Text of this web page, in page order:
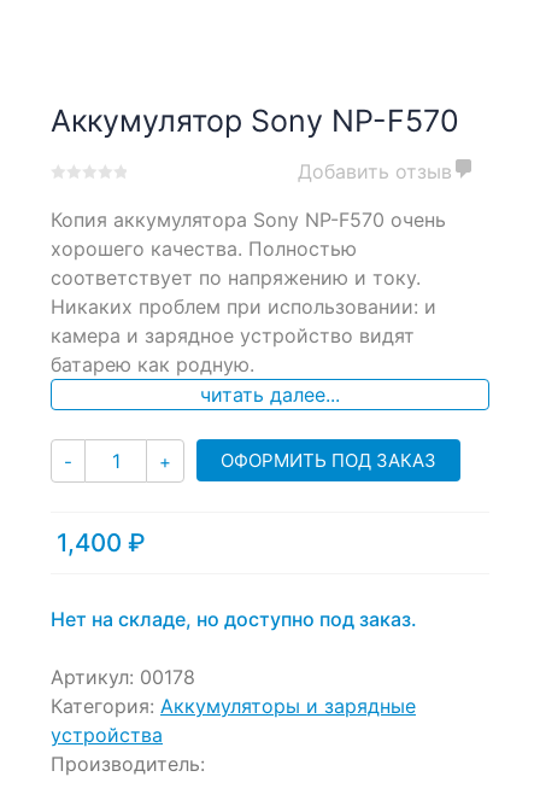
Аккумулятор Sony NP-F570
out
based
on
customer
ratings
Добавить отзыв
Копия аккумулятора Sony NP-F570 очень
хорошего качества. Полностью
соответствует по напряжению и току.
Никаких проблем при использовании: и
камера и зарядное устройство видят
батарею как родную.
читать далее...
- Количество
+ ОФОРМИТЬ ПОД ЗАКАЗ
1,400 ₽
Нет на складе, но доступно под заказ.
Артикул: 00178
Категория: Аккумуляторы и зарядные
устройства
Производитель: